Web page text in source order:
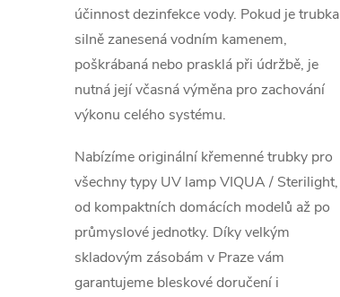
účinnost dezinfekce vody. Pokud je trubka
silně zanesená vodním kamenem,
poškrábaná nebo prasklá při údržbě, je
nutná její včasná výměna pro zachování
výkonu celého systému.
Nabízíme originální křemenné trubky pro
všechny typy UV lamp VIQUA / Sterilight,
od kompaktních domácích modelů až po
průmyslové jednotky. Díky velkým
skladovým zásobám v Praze vám
garantujeme bleskové doručení i